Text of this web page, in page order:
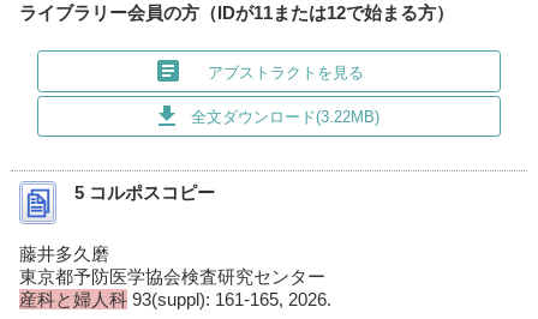
ライブラリー会員の方（IDが11または12で始まる方）
article アブストラクトを見る
download 全文ダウンロード(3.22MB)
5 コルポスコピー
藤井多久磨
東京都予防医学協会検査研究センター
産科と婦人科 93(suppl): 161-165, 2026.